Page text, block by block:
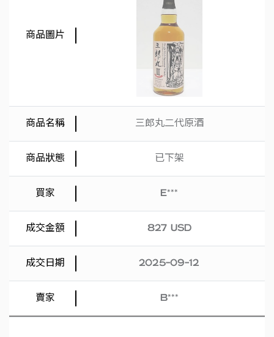
三郎丸二代原酒
已下架
E***
827 USD
2025-09-12
B***